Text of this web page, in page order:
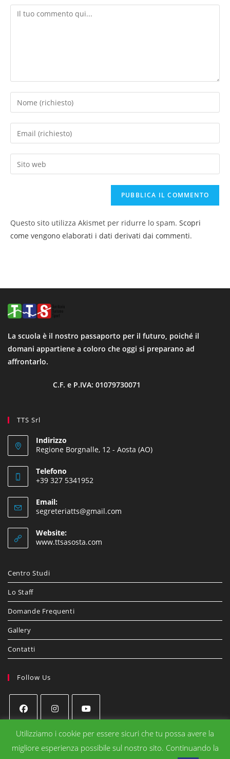
Questo sito utilizza Akismet per ridurre lo spam. Scopri
come vengono elaborati i dati derivati dai commenti.
La scuola è il nostro passaporto per il futuro, poiché il
domani appartiene a coloro che oggi si preparano ad
affrontarlo.
C.F. e P.IVA: 01079730071
TTS Srl
Indirizzo
Regione Borgnalle, 12 - Aosta (AO)
Telefono
+39 327 5341952
Email:
segreteriatts@gmail.com
Website:
www.ttsasosta.com
Centro Studi
Lo Staff
Domande Frequenti
Gallery
Contatti
Follow Us
Utilizziamo i cookie per essere sicuri che tu possa avere la
migliore esperienza possibile sul nostro sito. Continuando la